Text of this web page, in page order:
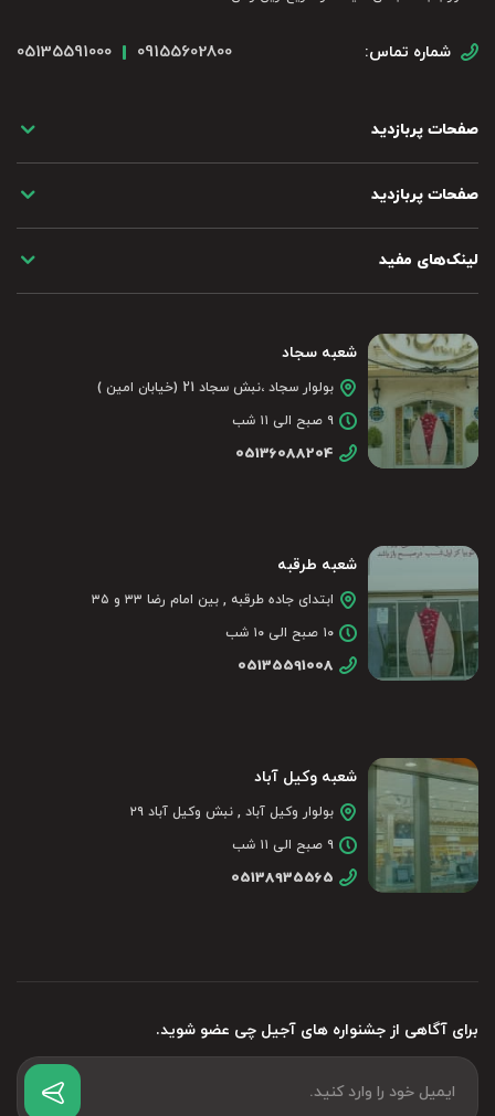
شماره تماس: 09155602800
05135591000
صفحات پربازدید
صفحات پربازدید
لینک‌های مفید
برای آگاهی از جشنواره های آجیل چی عضو شوید.
شعبه سجاد
بولوار سجاد ،نبش سجاد 21 (خیابان امین )
۹ صبح الی ۱۱ شب
05136088204
شعبه طرقبه
ابتدای جاده طرقبه , بین امام رضا ۳۳ و ۳۵
۱۰ صبح الی ۱۰ شب
05135591008
شعبه وکیل آباد
بولوار وکیل آباد , نبش وکیل آباد ۲۹
۹ صبح الی ۱۱ شب
05138935565